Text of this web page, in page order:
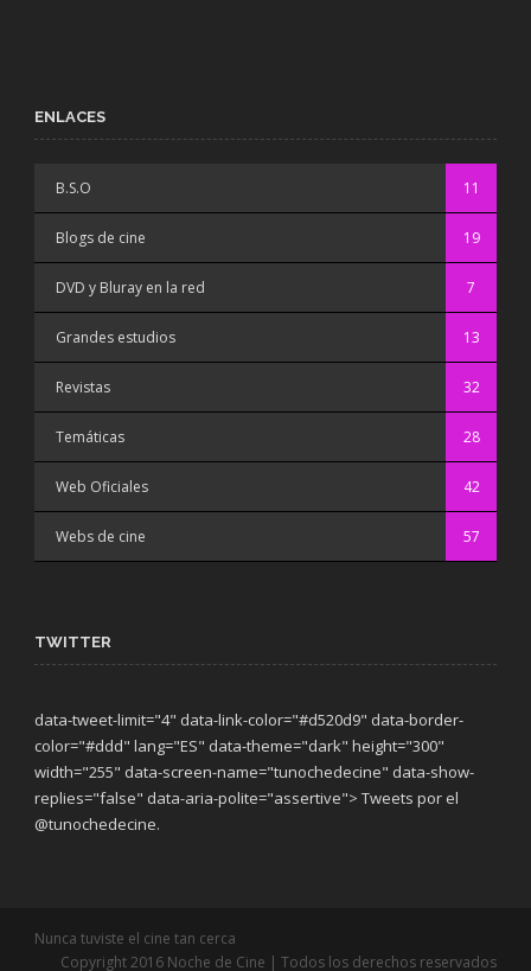
ENLACES
B.S.O 11
Blogs de cine 19
DVD y Bluray en la red 7
Grandes estudios 13
Revistas 32
Temáticas 28
Web Oficiales 42
Webs de cine 57
TWITTER
data-tweet-limit="4" data-link-color="#d520d9" data-border-
color="#ddd" lang="ES" data-theme="dark" height="300"
width="255" data-screen-name="tunochedecine" data-show-
replies="false" data-aria-polite="assertive"> Tweets por el
@tunochedecine.
Nunca tuviste el cine tan cerca
Copyright 2016 Noche de Cine | Todos los derechos reservados